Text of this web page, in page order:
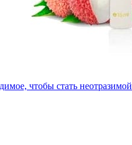
чтобы стать неотразимой